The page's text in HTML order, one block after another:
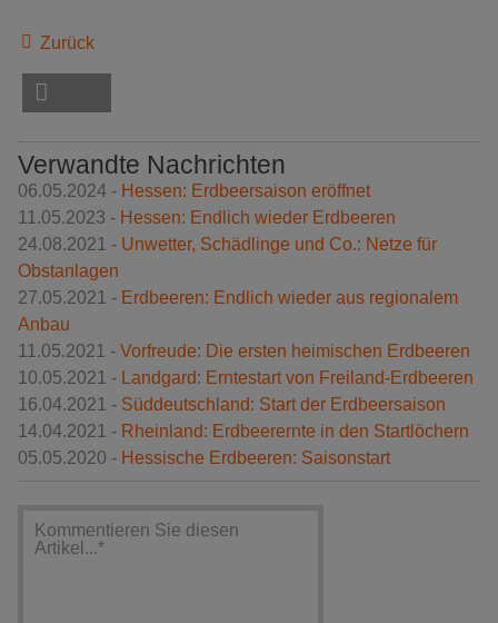
Zurück
Verwandte Nachrichten
06.05.2024 - Hessen: Erdbeersaison eröffnet
11.05.2023 - Hessen: Endlich wieder Erdbeeren
24.08.2021 - Unwetter, Schädlinge und Co.: Netze für
Obstanlagen
27.05.2021 - Erdbeeren: Endlich wieder aus regionalem
Anbau
11.05.2021 - Vorfreude: Die ersten heimischen Erdbeeren
10.05.2021 - Landgard: Erntestart von Freiland-Erdbeeren
16.04.2021 - Süddeutschland: Start der Erdbeersaison
14.04.2021 - Rheinland: Erdbeerernte in den Startlöchern
05.05.2020 - Hessische Erdbeeren: Saisonstart